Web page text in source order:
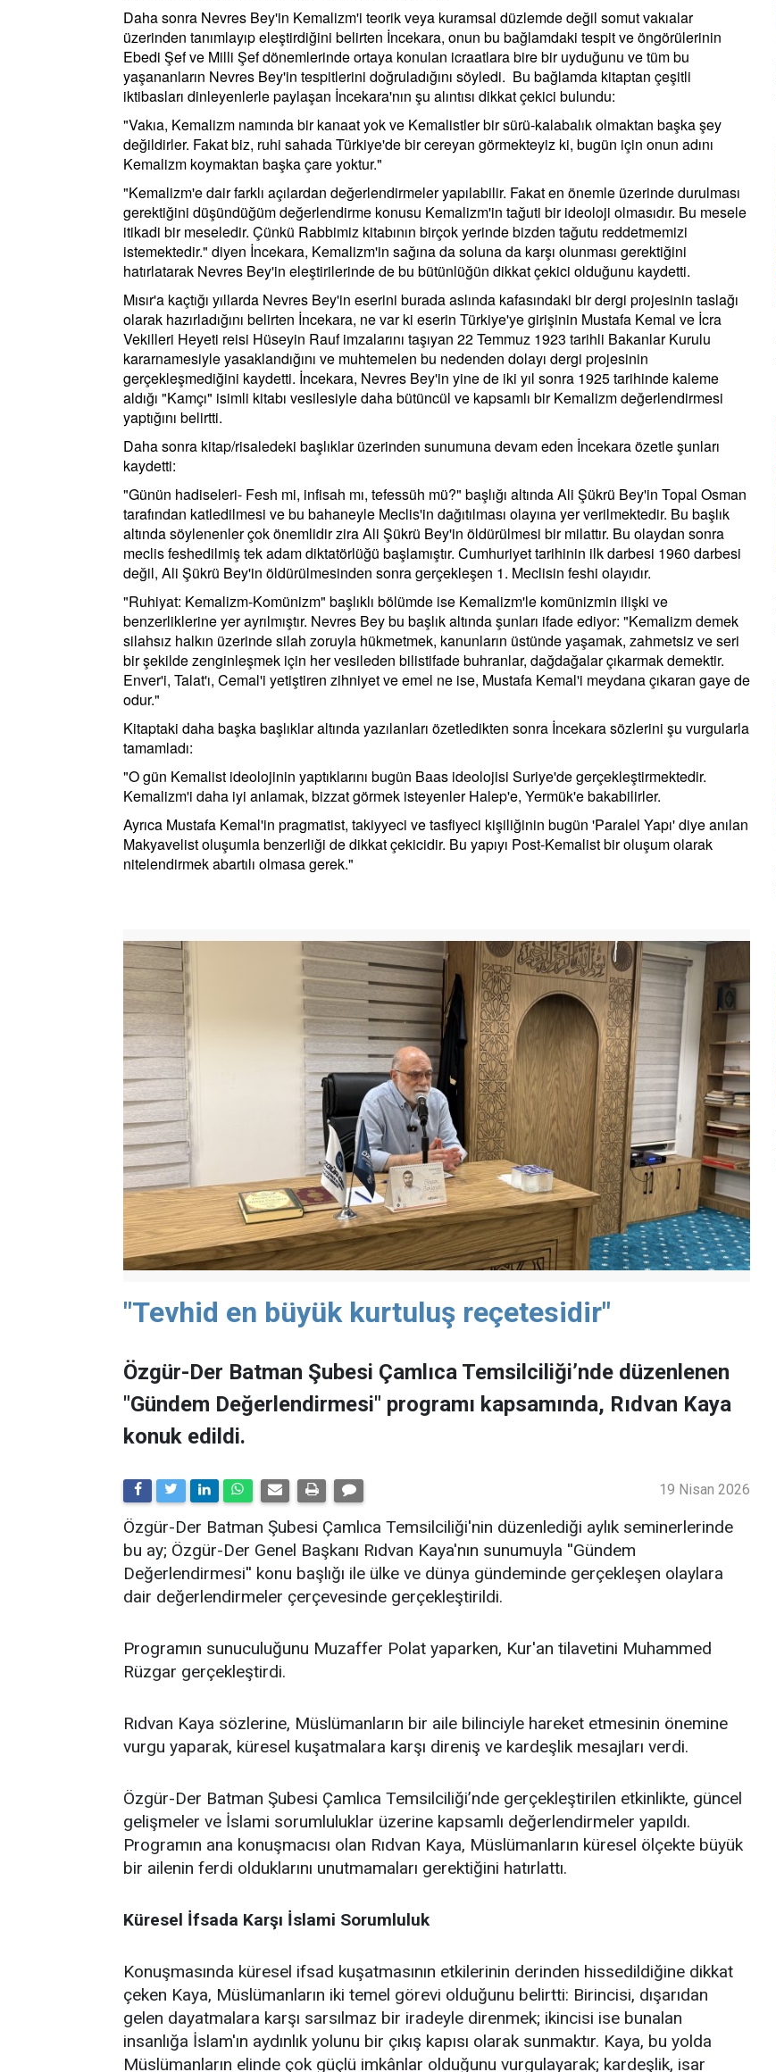
Daha sonra Nevres Bey'in Kemalizm'i teorik veya kuramsal düzlemde değil somut vakıalar
üzerinden tanımlayıp eleştirdiğini belirten İncekara, onun bu bağlamdaki tespit ve öngörülerinin
Ebedi Şef ve Milli Şef dönemlerinde ortaya konulan icraatlara bire bir uyduğunu ve tüm bu
yaşananların Nevres Bey'in tespitlerini doğruladığını söyledi. Bu bağlamda kitaptan çeşitli
iktibasları dinleyenlerle paylaşan İncekara'nın şu alıntısı dikkat çekici bulundu:
"Vakıa, Kemalizm namında bir kanaat yok ve Kemalistler bir sürü-kalabalık olmaktan başka şey
değildirler. Fakat biz, ruhi sahada Türkiye'de bir cereyan görmekteyiz ki, bugün için onun adını
Kemalizm koymaktan başka çare yoktur."
"Kemalizm'e dair farklı açılardan değerlendirmeler yapılabilir. Fakat en önemle üzerinde durulması
gerektiğini düşündüğüm değerlendirme konusu Kemalizm'in tağuti bir ideoloji olmasıdır. Bu mesele
itikadi bir meseledir. Çünkü Rabbimiz kitabının birçok yerinde bizden tağutu reddetmemizi
istemektedir." diyen İncekara, Kemalizm'in sağına da soluna da karşı olunması gerektiğini
hatırlatarak Nevres Bey'in eleştirilerinde de bu bütünlüğün dikkat çekici olduğunu kaydetti.
Mısır'a kaçtığı yıllarda Nevres Bey'in eserini burada aslında kafasındaki bir dergi projesinin taslağı
olarak hazırladığını belirten İncekara, ne var ki eserin Türkiye'ye girişinin Mustafa Kemal ve İcra
Vekilleri Heyeti reisi Hüseyin Rauf imzalarını taşıyan 22 Temmuz 1923 tarihli Bakanlar Kurulu
kararnamesiyle yasaklandığını ve muhtemelen bu nedenden dolayı dergi projesinin
gerçekleşmediğini kaydetti. İncekara, Nevres Bey'in yine de iki yıl sonra 1925 tarihinde kaleme
aldığı "Kamçı" isimli kitabı vesilesiyle daha bütüncül ve kapsamlı bir Kemalizm değerlendirmesi
yaptığını belirtti.
Daha sonra kitap/risaledeki başlıklar üzerinden sunumuna devam eden İncekara özetle şunları
kaydetti:
"Günün hadiseleri- Fesh mi, infisah mı, tefessüh mü?" başlığı altında Ali Şükrü Bey'in Topal Osman
tarafından katledilmesi ve bu bahaneyle Meclis'in dağıtılması olayına yer verilmektedir. Bu başlık
altında söylenenler çok önemlidir zira Ali Şükrü Bey'in öldürülmesi bir milattır. Bu olaydan sonra
meclis feshedilmiş tek adam diktatörlüğü başlamıştır. Cumhuriyet tarihinin ilk darbesi 1960 darbesi
değil, Ali Şükrü Bey'in öldürülmesinden sonra gerçekleşen 1. Meclisin feshi olayıdır.
"Ruhiyat: Kemalizm-Komünizm" başlıklı bölümde ise Kemalizm'le komünizmin ilişki ve
benzerliklerine yer ayrılmıştır. Nevres Bey bu başlık altında şunları ifade ediyor: "Kemalizm demek
silahsız halkın üzerinde silah zoruyla hükmetmek, kanunların üstünde yaşamak, zahmetsiz ve seri
bir şekilde zenginleşmek için her vesileden bilistifade buhranlar, dağdağalar çıkarmak demektir.
Enver'i, Talat'ı, Cemal'i yetiştiren zihniyet ve emel ne ise, Mustafa Kemal'i meydana çıkaran gaye de
odur."
Kitaptaki daha başka başlıklar altında yazılanları özetledikten sonra İncekara sözlerini şu vurgularla
tamamladı:
"O gün Kemalist ideolojinin yaptıklarını bugün Baas ideolojisi Suriye'de gerçekleştirmektedir.
Kemalizm'i daha iyi anlamak, bizzat görmek isteyenler Halep'e, Yermük'e bakabilirler.
Ayrıca Mustafa Kemal'in pragmatist, takiyyeci ve tasfiyeci kişiliğinin bugün 'Paralel Yapı' diye anılan
Makyavelist oluşumla benzerliği de dikkat çekicidir. Bu yapıyı Post-Kemalist bir oluşum olarak
nitelendirmek abartılı olmasa gerek."
"Tevhid en büyük kurtuluş reçetesidir"
Özgür-Der Batman Şubesi Çamlıca Temsilciliği’nde düzenlenen
"Gündem Değerlendirmesi" programı kapsamında, Rıdvan Kaya
konuk edildi.
19 Nisan 2026
​Özgür-Der Batman Şubesi Çamlıca Temsilciliği'nin düzenlediği aylık seminerlerinde
bu ay; Özgür-Der Genel Başkanı Rıdvan Kaya'nın sunumuyla ''Gündem
Değerlendirmesi'' konu başlığı ile ülke ve dünya gündeminde gerçekleşen olaylara
dair değerlendirmeler çerçevesinde gerçekleştirildi.
Programın sunuculuğunu Muzaffer Polat yaparken, Kur'an tilavetini Muhammed
Rüzgar gerçekleştirdi.
Rıdvan Kaya sözlerine, Müslümanların bir aile bilinciyle hareket etmesinin önemine
vurgu yaparak, küresel kuşatmalara karşı direniş ve kardeşlik mesajları verdi.
Özgür-Der Batman Şubesi Çamlıca Temsilciliği’nde gerçekleştirilen etkinlikte, güncel
gelişmeler ve İslami sorumluluklar üzerine kapsamlı değerlendirmeler yapıldı.
Programın ana konuşmacısı olan Rıdvan Kaya, Müslümanların küresel ölçekte büyük
bir ailenin ferdi olduklarını unutmamaları gerektiğini hatırlattı.
Küresel İfsada Karşı İslami Sorumluluk
Konuşmasında küresel ifsad kuşatmasının etkilerinin derinden hissedildiğine dikkat
çeken Kaya, Müslümanların iki temel görevi olduğunu belirtti: Birincisi, dışarıdan
gelen dayatmalara karşı sarsılmaz bir iradeyle direnmek; ikincisi ise bunalan
insanlığa İslam'ın aydınlık yolunu bir çıkış kapısı olarak sunmaktır. Kaya, bu yolda
Müslümanların elinde çok güçlü imkânlar olduğunu vurgulayarak; kardeşlik, isar